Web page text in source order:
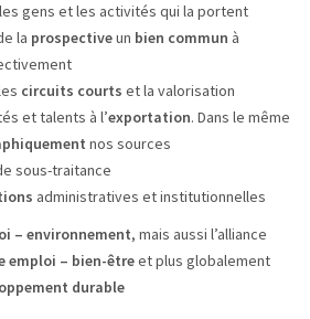
gens et les activités qui la portent
la prospectiveun bien commun à
circuits courts et la valorisation
et talents à l’exportation. Dans le même
nos sources
sous-traitance
administratives et institutionnelles
– environnement, mais aussi l’alliance
emploi – bien-êtreet plus globalement
durable